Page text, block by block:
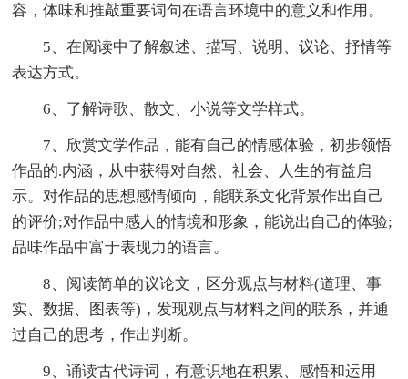
容，体味和推敲重要词句在语言环境中的意义和作用。
5、在阅读中了解叙述、描写、说明、议论、抒情等
表达方式。
6、了解诗歌、散文、小说等文学样式。
7、欣赏文学作品，能有自己的情感体验，初步领悟
作品的.内涵，从中获得对自然、社会、人生的有益启
示。对作品的思想感情倾向，能联系文化背景作出自己
的评价;对作品中感人的情境和形象，能说出自己的体验;
品味作品中富于表现力的语言。
8、阅读简单的议论文，区分观点与材料(道理、事
实、数据、图表等)，发现观点与材料之间的联系，并通
过自己的思考，作出判断。
9、诵读古代诗词，有意识地在积累、感悟和运用